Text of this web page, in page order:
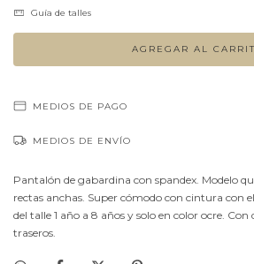
Guía de talles
MEDIOS DE PAGO
MEDIOS DE ENVÍO
Pantalón de gabardina con spandex. Modelo
rectas anchas. Super cómodo con cintura con
del talle 1 año a 8 años y solo en color ocre. Con
traseros.